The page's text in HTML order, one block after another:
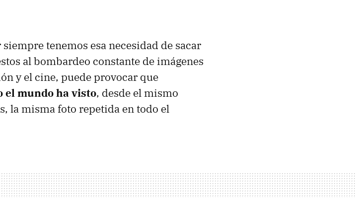
tenemos esa necesidad de sacar
al bombardeo constante de imágenes
y el cine, puede provocar que
el mundo ha visto, desde el mismo
la misma foto repetida en todo el